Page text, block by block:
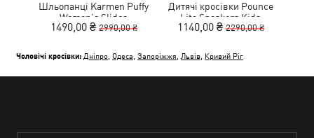
Шльопанці Karmen Puffy
Women's Slides
1490,00 ₴ 2990,00 ₴
Дитячі кросівки Pounce
Lite Sneakers Kids
1140,00 ₴ 2290,00 ₴
Чоловічі кросівки: Дніпро Одеса Запоріжжя Львів Кривий Ріг